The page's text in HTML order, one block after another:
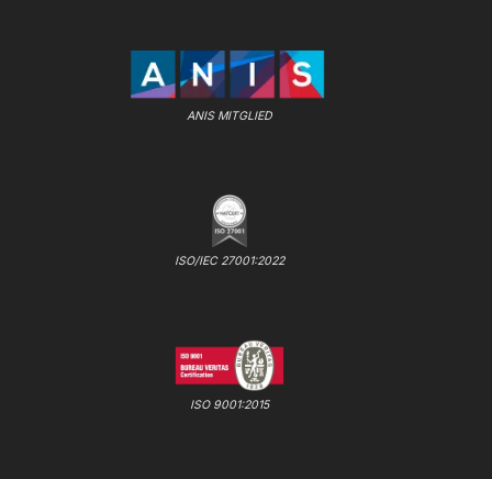
ANIS MITGLIED
ISO/IEC 27001:2022
ISO 9001:2015